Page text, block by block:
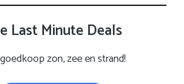
Last Minute Deals
zon, zee en strand!